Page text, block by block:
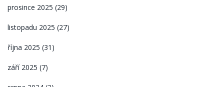
prosince 2025 (29)
listopadu 2025 (27)
října 2025 (31)
září 2025 (7)